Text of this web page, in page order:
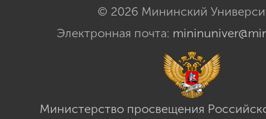
© 2026 Мининский
Электронная почта:
Министерство просвещения